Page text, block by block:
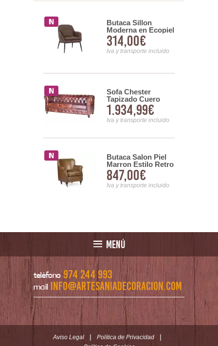
Butaca Sillon
Moderna en Ecopiel
y Patas Metal
Detroyt
314,00€
Iva y transporte incluido
Sofa Chester
Tapizado Cuero
Marron Viejo 3
Plazas Serie Alinas
1.934,99€
Iva y transporte incluido
Butaca Salon Piel
Marron Estilo Retro
Vintage Serie Ayrer
847,00€
Iva y transporte incluido
MENÚ
teléfono 974 244 993
mail info@artesaniadecoracion.com
Aviso Legal | Política de Privacidad |